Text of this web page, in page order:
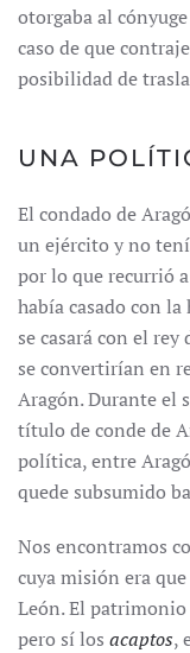
otorgaba al
caso de que
posibilidad de
UNA
El condado de
un ejército y no
por lo que recurrió
había casado con
se casará con el
se convertirían en
Aragón. Durante el
título de conde de
política, entre
quede subsumido
Nos encontramos
cuya misión era
León. El
pero sí los acaptos,